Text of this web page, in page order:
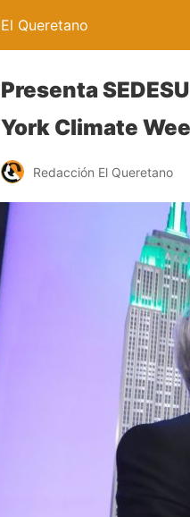
El Queretano
Presenta
York Climate
Redacción El Queretano